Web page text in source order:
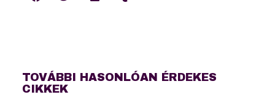
TOVÁBBI HASONLÓAN ÉRDEKES
CIKKEK